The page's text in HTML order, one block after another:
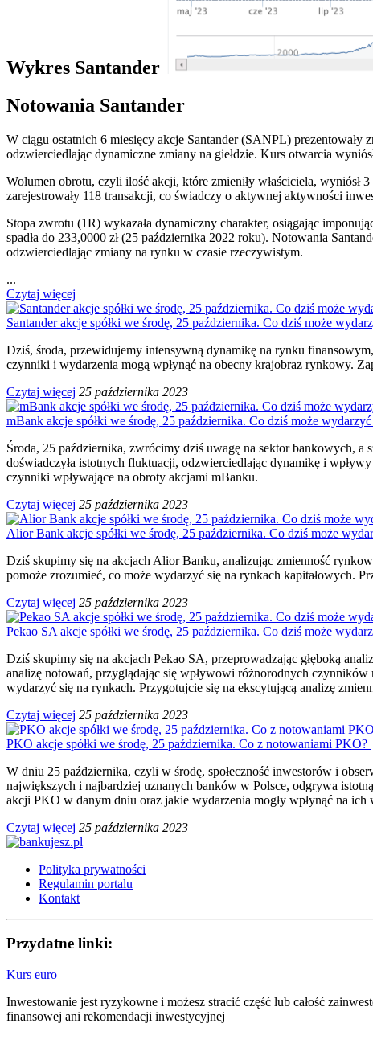
Wykres Santander
Notowania Santander
W ciągu ostatnich 6 miesięcy akcje Santander (SANPL) prezentowały
odzwierciedlając dynamiczne zmiany na giełdzie. Kurs otwarcia
Wolumen obrotu, czyli ilość akcji, które zmieniły właściciela, wyniósł
zarejestrowały 118 transakcji, co świadczy o aktywnej aktywności
Stopa zwrotu (1R) wykazała dynamiczny charakter, osiągając
spadła do 233,0000 zł (25 października 2022 roku). Notowania
odzwierciedlając zmiany na rynku w czasie rzeczywistym.
...
Czytaj więcej
Santander akcje spółki we środę, 25 października. Co dziś może
Dziś, środa, przewidujemy intensywną dynamikę na rynku
czynniki i wydarzenia mogą wpłynąć na obecny krajobraz rynkowy.
Czytaj więcej 25 października 2023
mBank akcje spółki we środę, 25 października. Co dziś może
Środa, 25 października, zwrócimy dziś uwagę na sektor bankowych,
doświadczyła istotnych fluktuacji, odzwierciedlając dynamikę i
czynniki wpływające na obroty akcjami mBanku.
Czytaj więcej 25 października 2023
Alior Bank akcje spółki we środę, 25 października. Co dziś może
Dziś skupimy się na akcjach Alior Banku, analizując zmienność
pomoże zrozumieć, co może wydarzyć się na rynkach kapitałowych.
Czytaj więcej 25 października 2023
Pekao SA akcje spółki we środę, 25 października. Co dziś może
Dziś skupimy się na akcjach Pekao SA, przeprowadzając głęboką
analizę notowań, przyglądając się wpływowi różnorodnych
wydarzyć się na rynkach. Przygotujcie się na ekscytującą analizę
Czytaj więcej 25 października 2023
PKO akcje spółki we środę, 25 października. Co z notowaniami PKO?
W dniu 25 października, czyli w środę, społeczność inwestorów i
największych i najbardziej uznanych banków w Polsce, odgrywa
akcji PKO w danym dniu oraz jakie wydarzenia mogły wpłynąć na ich
Czytaj więcej 25 października 2023
Polityka prywatności
Regulamin portalu
Kontakt
Przydatne linki:
Kurs euro
Inwestowanie jest ryzykowne i możesz stracić część lub całość
finansowej ani rekomendacji inwestycyjnej